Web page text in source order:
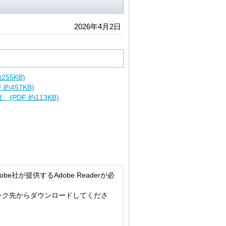
2026年4月2日
約457KB)
(PDF 約113KB)
社が提供するAdobe Readerが必
先からダウンロードしてくださ